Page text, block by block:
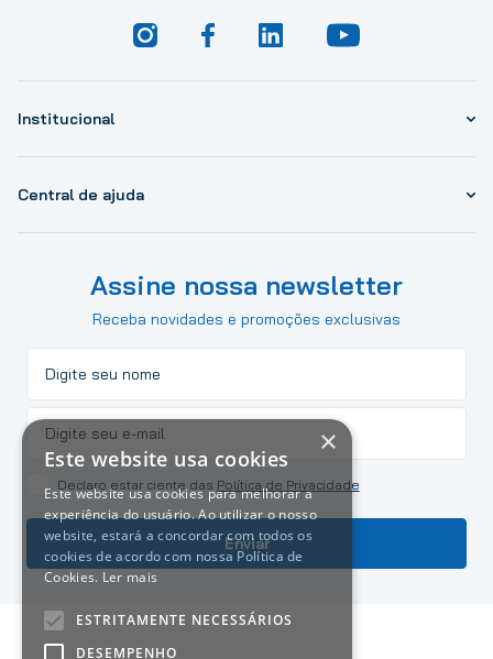
Institucional
Central de ajuda
Assine nossa newsletter
Receba novidades e promoções exclusivas
Declaro estar ciente das Política de Privacidade
Enviar
×
Este website usa cookies
Este website usa cookies para melhorar a
experiência do usuário. Ao utilizar o nosso
website, estará a concordar com todos os
cookies de acordo com nossa Política de
Cookies. Ler mais
ESTRITAMENTE NECESSÁRIOS
DESEMPENHO